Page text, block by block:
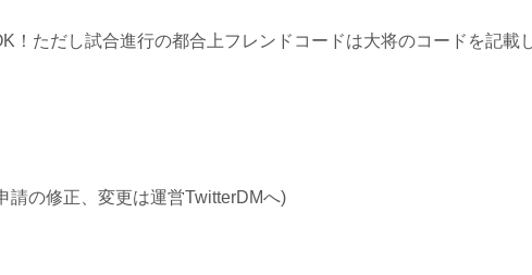
！ただし試合進行の都合上フレンドコードは大将のコードを記載
の修正、変更は運営TwitterDMへ)